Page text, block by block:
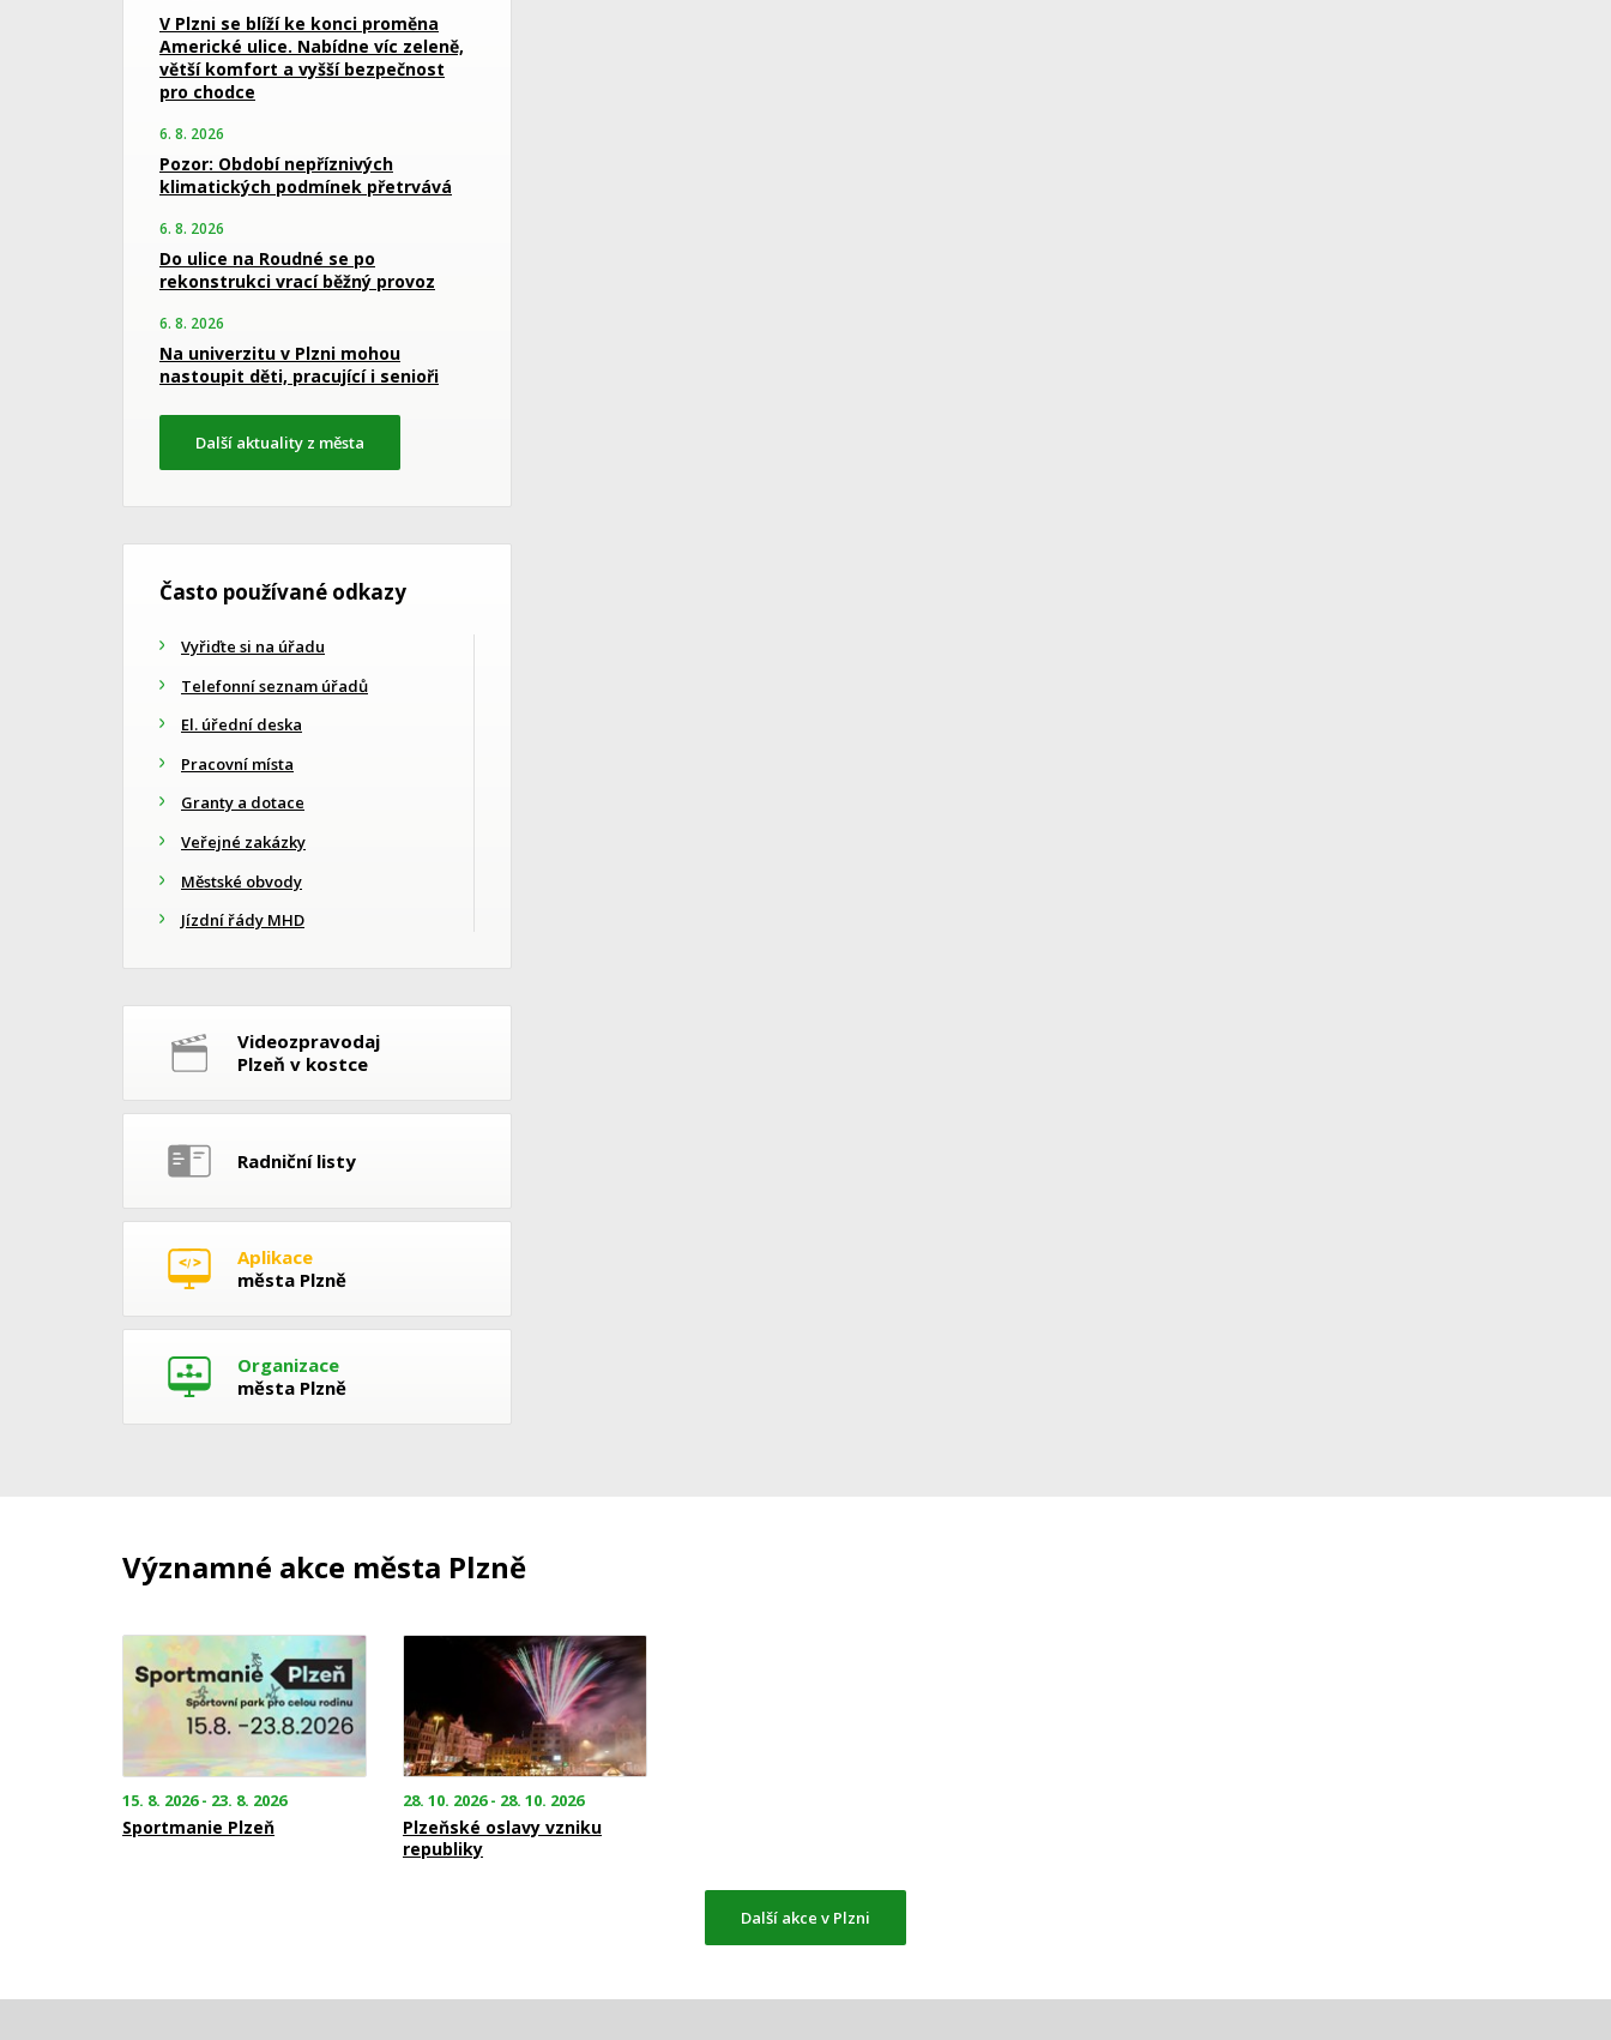
V Plzni se blíží ke konci proměna
Americké ulice. Nabídne víc zeleně,
větší komfort a vyšší bezpečnost
pro chodce
6. 8. 2026
Pozor: Období nepříznivých
klimatických podmínek přetrvává
6. 8. 2026
Do ulice na Roudné se po
rekonstrukci vrací běžný provoz
6. 8. 2026
Na univerzitu v Plzni mohou
nastoupit děti, pracující i senioři
Další aktuality z města
Často používané odkazy
Vyřiďte si na úřadu
Telefonní seznam úřadů
El. úřední deska
Pracovní místa
Granty a dotace
Veřejné zakázky
Městské obvody
Jízdní řády MHD
Videozpravodaj
Plzeň v kostce
Radniční listy
Aplikace
města Plzně
Organizace
města Plzně
Významné akce města Plzně
15. 8. 2026 - 23. 8. 2026
Sportmanie Plzeň
28. 10. 2026 - 28. 10. 2026
Plzeňské oslavy vzniku
republiky
Další akce v Plzni